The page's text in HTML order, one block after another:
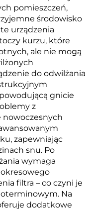
pomieszczeń,
środowisko
urządzenia
kurzu, które
ale nie mogą
do odwilżania
gnicie
z
nowoczesnych
zapewniając
snu. Po
wymaga
filtra – co czyni je
Na
dodatkowe